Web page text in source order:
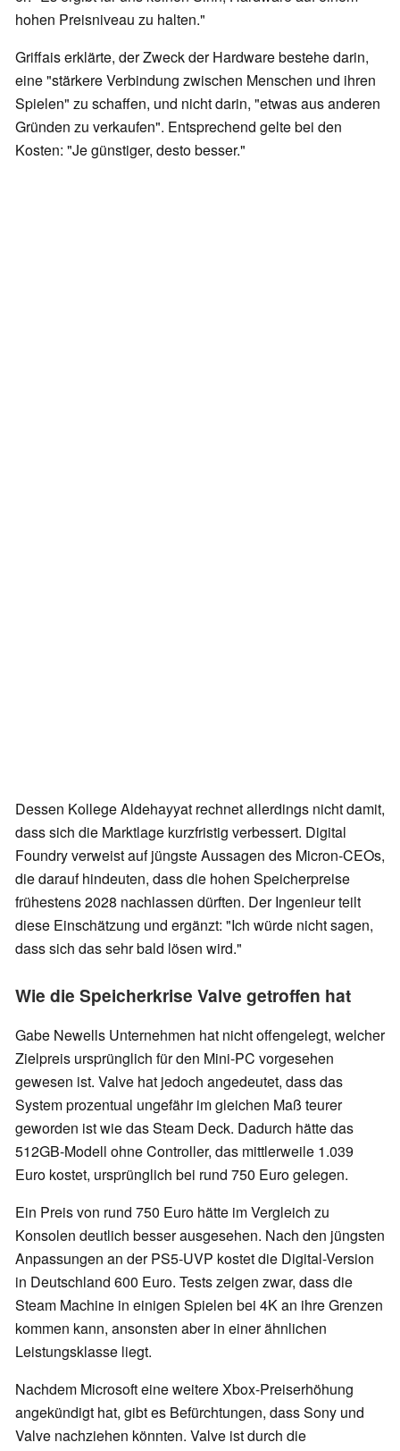
hohen Preisniveau zu halten."
Griffais erklärte, der Zweck der Hardware bestehe darin,
eine "stärkere Verbindung zwischen Menschen und ihren
Spielen" zu schaffen, und nicht darin, "etwas aus anderen
Gründen zu verkaufen". Entsprechend gelte bei den
Kosten: "Je günstiger, desto besser."
Dessen Kollege Aldehayyat rechnet allerdings nicht damit,
dass sich die Marktlage kurzfristig verbessert. Digital
Foundry verweist auf jüngste Aussagen des Micron-CEOs,
die darauf hindeuten, dass die hohen Speicherpreise
frühestens 2028 nachlassen dürften. Der Ingenieur teilt
diese Einschätzung und ergänzt: "Ich würde nicht sagen,
dass sich das sehr bald lösen wird."
Wie die Speicherkrise Valve getroffen hat
Gabe Newells Unternehmen hat nicht offengelegt, welcher
Zielpreis ursprünglich für den Mini-PC vorgesehen
gewesen ist. Valve hat jedoch angedeutet, dass das
System prozentual ungefähr im gleichen Maß teurer
geworden ist wie das Steam Deck. Dadurch hätte das
512GB-Modell ohne Controller, das mittlerweile 1.039
Euro kostet, ursprünglich bei rund 750 Euro gelegen.
Ein Preis von rund 750 Euro hätte im Vergleich zu
Konsolen deutlich besser ausgesehen. Nach den jüngsten
Anpassungen an der PS5-UVP kostet die Digital-Version
in Deutschland 600 Euro. Tests zeigen zwar, dass die
Steam Machine in einigen Spielen bei 4K an ihre Grenzen
kommen kann, ansonsten aber in einer ähnlichen
Leistungsklasse liegt.
Nachdem Microsoft eine weitere Xbox-Preiserhöhung
angekündigt hat, gibt es Befürchtungen, dass Sony und
Valve nachziehen könnten. Valve ist durch die